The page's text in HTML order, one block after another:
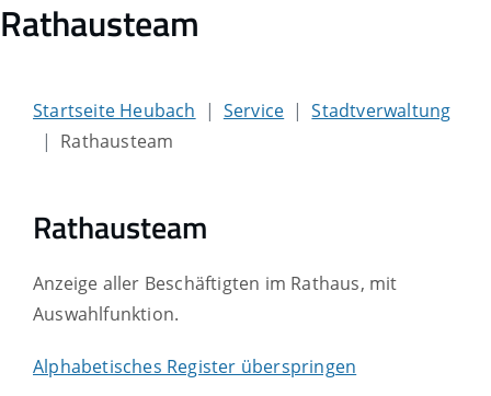
Rathausteam
Startseite Heubach Service
Stadtverwaltung
Rathausteam
Rathausteam
Anzeige aller Beschäftigten im Rathaus, mit
Auswahlfunktion.
Alphabetisches Register überspringen